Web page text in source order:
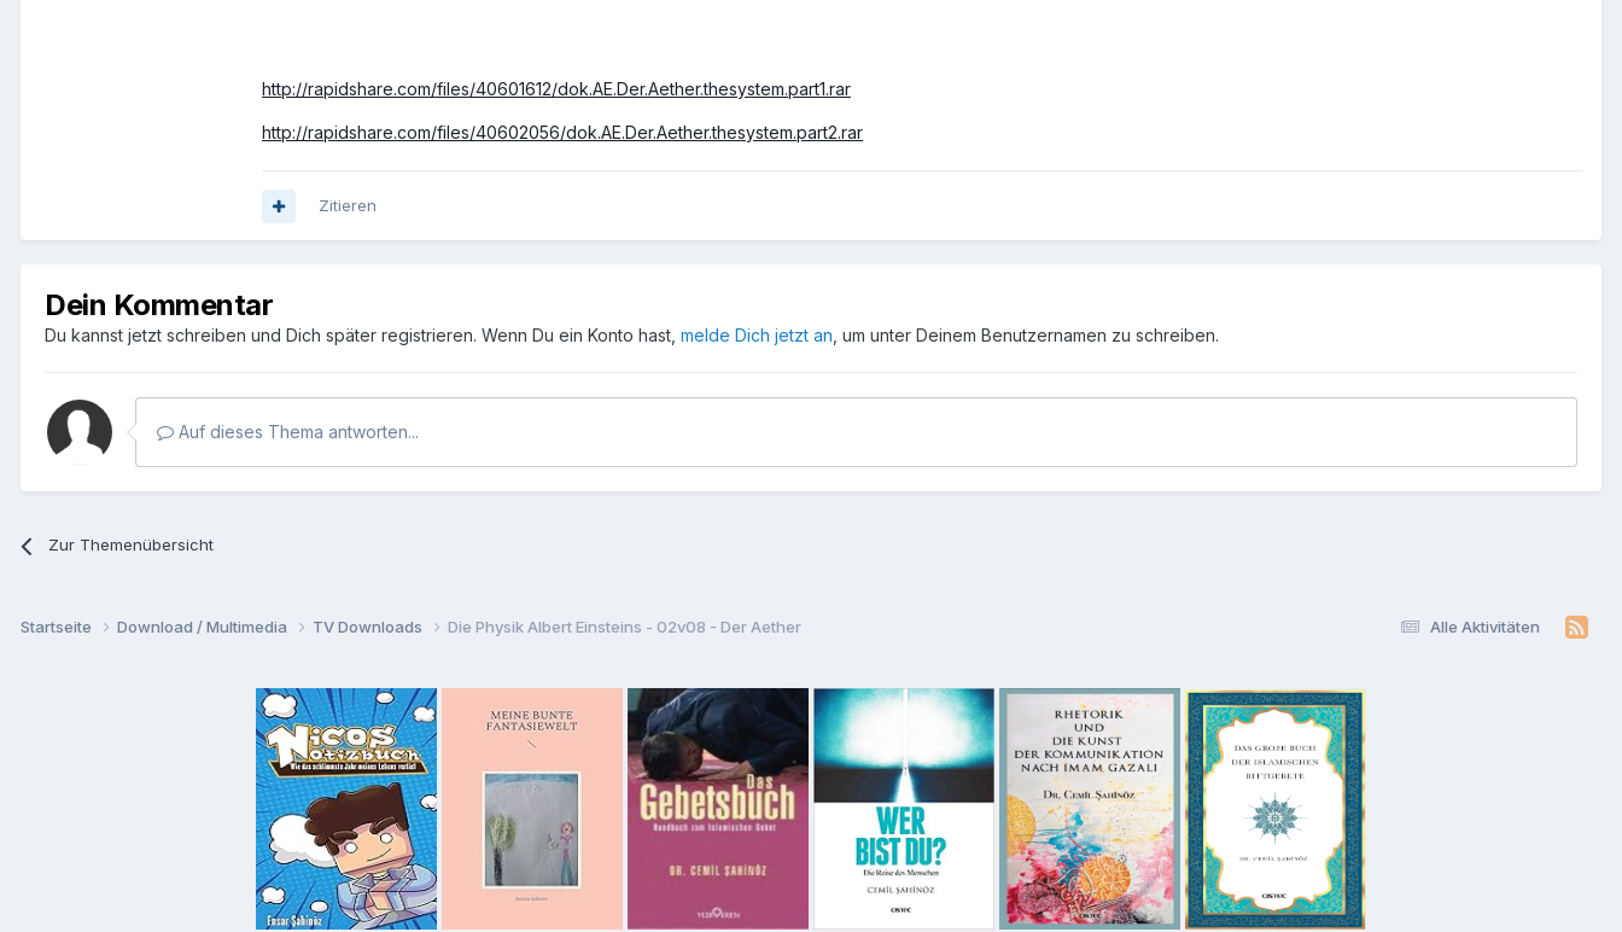
http://rapidshare.com/files/40601612/dok.AE.Der.Aether.thesystem.part1.rar
http://rapidshare.com/files/40602056/dok.AE.Der.Aether.thesystem.part2.rar
Zitieren
Dein Kommentar
Du kannst jetzt schreiben und Dich später registrieren. Wenn Du ein Konto hast, melde Dich jetzt an , um unter Deinem Benutzernamen zu schreiben.
Auf dieses Thema antworten...
Zur Themenübersicht
Alle Aktivitäten
Startseite Download / Multimedia TV Downloads Die Physik Albert Einsteins - 02v08 - Der Aether